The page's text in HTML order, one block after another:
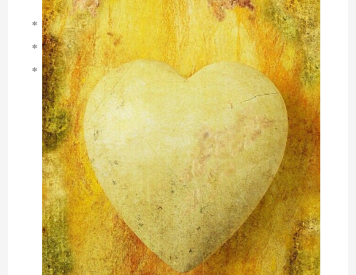
*
*
*